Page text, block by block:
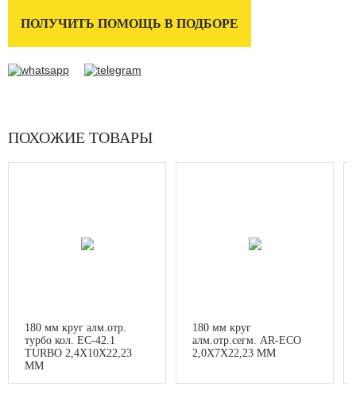
ПОЛУЧИТЬ ПОМОЩЬ В ПОДБОРЕ
ПОХОЖИЕ ТОВАРЫ
180 мм круг алм.отр.
турбо кол. EC-42.1
TURBO 2,4X10X22,23
MM
180 мм круг
алм.отр.сегм. AR-ECO
2,0X7X22,23 MM